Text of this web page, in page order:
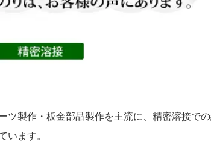
ツ製作・板金部品製作を主流に、精密溶接で
います。